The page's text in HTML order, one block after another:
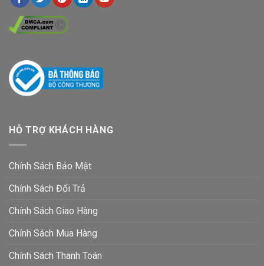
HỖ TRỢ KHÁCH HÀNG
Chính Sách Bảo Mật
Chính Sách Đổi Trả
Chính Sách Giao Hàng
Chính Sách Mua Hàng
Chính Sách Thanh Toán